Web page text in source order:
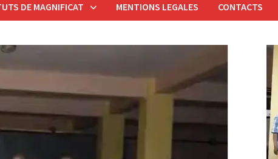
DE MAGNIFICAT MENTIONS LEGALES CONTACTS